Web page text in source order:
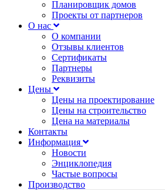
Планировщик домов
Проекты от партнеров
О нас
О компании
Отзывы клиентов
Сертификаты
Партнеры
Реквизиты
Цены
Цены на проектирование
Цены на строительство
Цена на материалы
Контакты
Информация
Новости
Энциклопедия
Частые вопросы
Производство